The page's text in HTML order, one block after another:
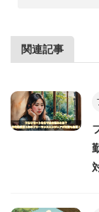
関連記事